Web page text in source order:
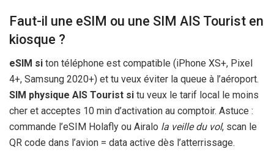
Faut-il une eSIM ou une SIM AIS Tourist en
kiosque ?
eSIM si ton téléphone est compatible (iPhone XS+, Pixel
4+, Samsung 2020+) et tu veux éviter la queue à l’aéroport.
SIM physique AIS Tourist si tu veux le tarif local le moins
cher et acceptes 10 min d’activation au comptoir. Astuce :
commande l’eSIM Holafly ou Airalo la veille du vol, scan le
QR code dans l’avion = data active dès l’atterrissage.